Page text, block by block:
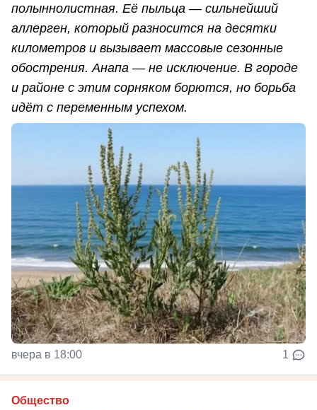
полыннолистная. Её пыльца — сильнейший
аллерген, который разносится на десятки
километров и вызывает массовые сезонные
обострения. Анапа — не исключение. В городе
и районе с этим сорняком борются, но борьба
идёт с переменным успехом.
вчера в 18:00 1
Общество